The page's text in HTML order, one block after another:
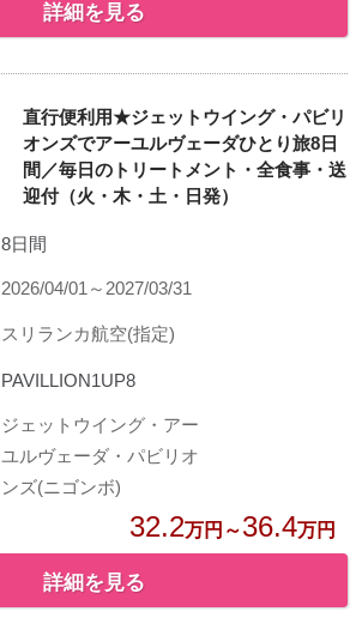
詳細を見る
直行便利用★ジェットウイング・パビリ
オンズでアーユルヴェーダひとり旅8日
間／毎日のトリートメント・全食事・送
迎付（火・木・土・日発）
8日間
2026/04/01～2027/03/31
スリランカ航空(指定)
PAVILLION1UP8
ジェットウイング・アー
ユルヴェーダ・パビリオ
ンズ(ニゴンボ)
32.2万円～36.4万円
詳細を見る